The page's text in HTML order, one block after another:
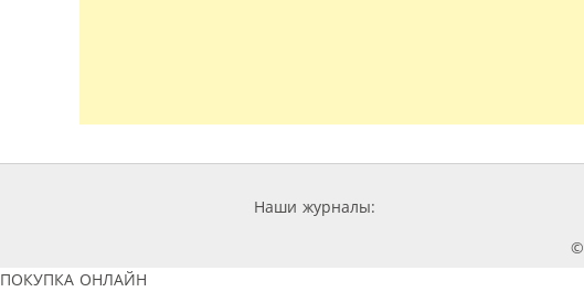
Наши журналы:
©
ПОКУПКА ОНЛАЙН